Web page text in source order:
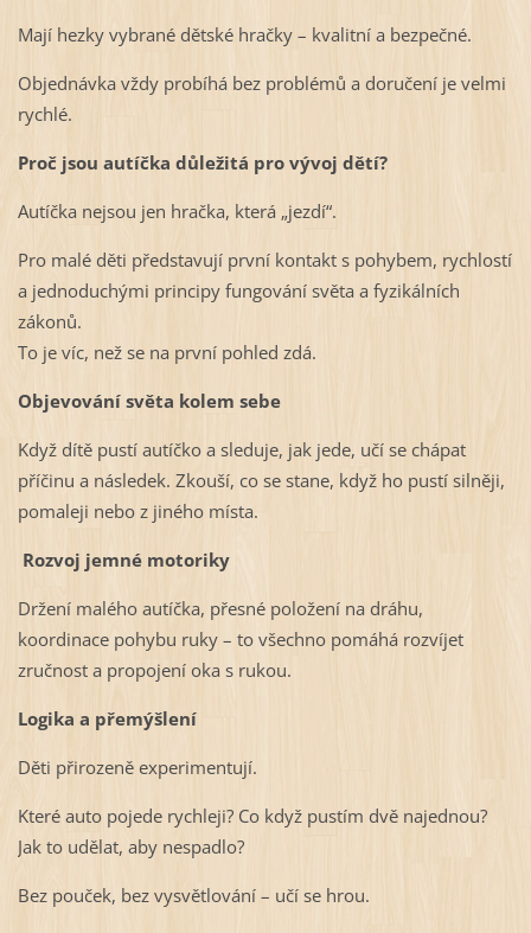
Mají hezky vybrané dětské hračky – kvalitní a bezpečné.
Objednávka vždy probíhá bez problémů a doručení je velmi
rychlé.
Proč jsou autíčka důležitá pro vývoj dětí?
Autíčka nejsou jen hračka, která „jezdí“.
Pro malé děti představují první kontakt s pohybem, rychlostí
a jednoduchými principy fungování světa a fyzikálních
zákonů.
To je víc, než se na první pohled zdá.
Objevování světa kolem sebe
Když dítě pustí autíčko a sleduje, jak jede, učí se chápat
příčinu a následek. Zkouší, co se stane, když ho pustí silněji,
pomaleji nebo z jiného místa.
Rozvoj jemné motoriky
Držení malého autíčka, přesné položení na dráhu,
koordinace pohybu ruky – to všechno pomáhá rozvíjet
zručnost a propojení oka s rukou.
Logika a přemýšlení
Děti přirozeně experimentují.
Které auto pojede rychleji? Co když pustím dvě najednou?
Jak to udělat, aby nespadlo?
Bez pouček, bez vysvětlování – učí se hrou.